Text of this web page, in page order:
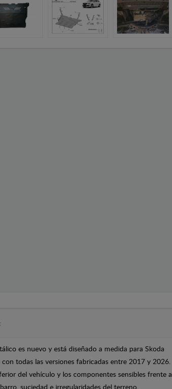
es nuevo y está diseñado a medida para Skoda
con todas las versiones fabricadas entre 2017 y 2026.
del vehículo y los componentes sensibles frente a
suciedad e irregularidades del terreno.